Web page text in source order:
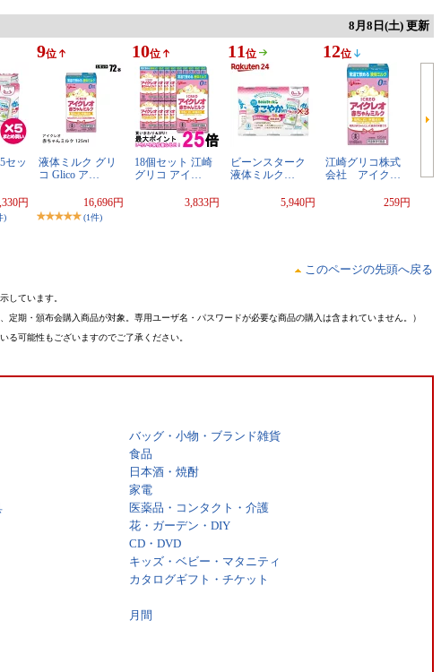
8月8日(土) 更新
セッ
円
)
9位
液体ミルク グリ
コ Glico ア…
16,696円
(1件)
10位
18個セット 江崎
グリコ アイ…
3,833円
11 位
ビーンスターク
液体ミルク…
5,940円
12位
江崎グリコ株式
会社 アイク…
259円
このページの先頭へ戻る
しています。
期・頒布会購入商品が対象。専用ユーザ名・パスワードが必要な商品の購入は含まれていません。）
可能性もございますのでご了承ください。
バッグ・小物・ブランド雑貨
食品
日本酒・焼酎
家電
医薬品・コンタクト・介護
花・ガーデン・DIY
CD・DVD
キッズ・ベビー・マタニティ
カタログギフト・チケット
月間